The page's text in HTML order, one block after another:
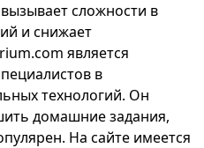
сложности в
и снижает
является
в
технологий. Он
домашние задания,
На сайте имеется